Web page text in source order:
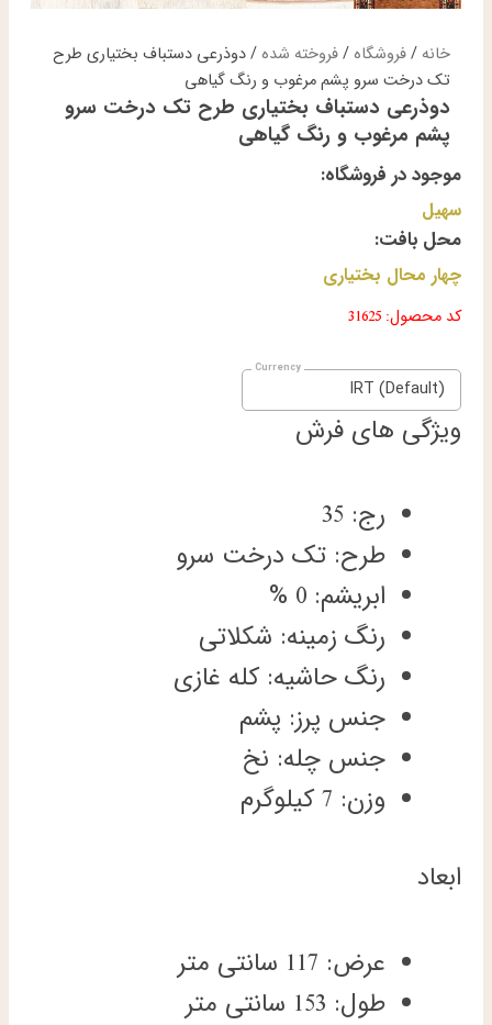
خانه /فروشگاه/فروخته شده/ دوذرعی دستباف بختیاری طرح
تک درخت سرو پشم مرغوب و رنگ گیاهی
دوذرعی دستباف بختیاری طرح تک درخت سرو
پشم مرغوب و رنگ گیاهی
موجود در فروشگاه:
سهیل
محل بافت:
چهار محال بختیاری
کد محصول: 31625
IRT (Default)
ویژگی های فرش
رج: 35
طرح: تک درخت سرو
ابریشم: 0 %
رنگ زمینه: شکلاتی
رنگ حاشیه: کله غازی
جنس پرز: پشم
جنس چله: نخ
وزن: 7 کیلوگرم
ابعاد
عرض: 117 سانتی متر
طول: 153 سانتی متر